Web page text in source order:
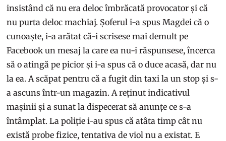
insistând că nu era deloc îmbrăcată provocator și că
nu purta deloc machiaj. Șoferul i-a spus Magdei că o
cunoaște, i-a arătat că-i scrisese mai demult pe
Facebook un mesaj la care ea nu-i răspunsese, încerca
să o atingă pe picior și i-a spus că o duce acasă, dar nu
la ea. A scăpat pentru că a fugit din taxi la un stop și s-
a ascuns într-un magazin. A reținut indicativul
mașinii și a sunat la dispecerat să anunțe ce s-a
întâmplat. La poliție i-au spus că atâta timp cât nu
există probe fizice, tentativa de viol nu a existat. E